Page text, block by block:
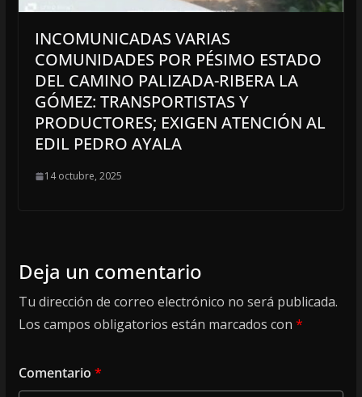
INCOMUNICADAS VARIAS
COMUNIDADES POR PÉSIMO ESTADO
DEL CAMINO PALIZADA-RIBERA LA
GÓMEZ: TRANSPORTISTAS Y
PRODUCTORES; EXIGEN ATENCIÓN AL
EDIL PEDRO AYALA
14 octubre, 2025
Deja un comentario
Tu dirección de correo electrónico no será publicada.
Los campos obligatorios están marcados con *
Comentario *